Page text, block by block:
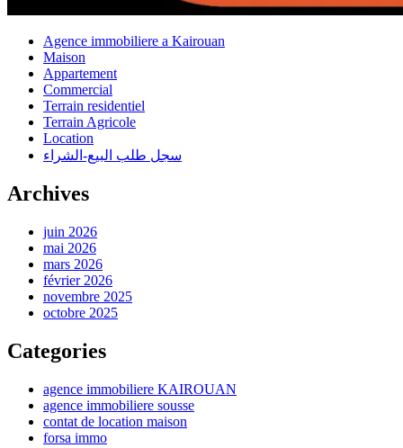
Agence immobiliere a Kairouan
Maison
Appartement
Commercial
Terrain residentiel
Terrain Agricole
Location
سجل طلب البيع-الشراء
Archives
juin 2026
mai 2026
mars 2026
février 2026
novembre 2025
octobre 2025
Categories
agence immobiliere KAIROUAN
agence immobiliere sousse
contat de location maison
forsa immo